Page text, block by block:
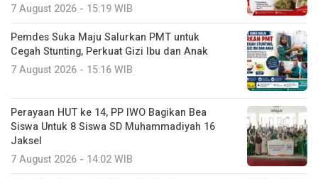
7 August 2026 - 15:19 WIB
Pemdes Suka Maju Salurkan PMT untuk
Cegah Stunting, Perkuat Gizi Ibu dan Anak
7 August 2026 - 15:16 WIB
Perayaan HUT ke 14, PP IWO Bagikan Bea
Siswa Untuk 8 Siswa SD Muhammadiyah 16
Jaksel
7 August 2026 - 14:02 WIB